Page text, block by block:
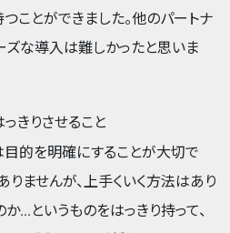
ことができました。他のパートナ
ズな導入は難しかったと思いま
きりさせること
的を明確にすることが大切で
ませんが、上手くいく方法はあり
...というものをはっきり持って、